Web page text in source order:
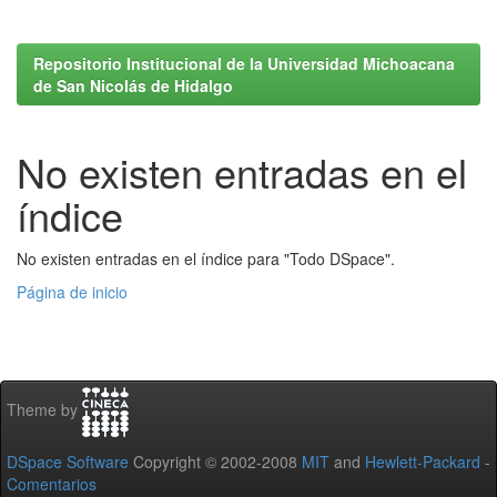
Repositorio Institucional de la Universidad Michoacana
de San Nicolás de Hidalgo
No existen entradas en el
índice
No existen entradas en el índice para "Todo DSpace".
Página de inicio
Theme by
DSpace Software Copyright © 2002-2008 MIT and Hewlett-Packard -
Comentarios